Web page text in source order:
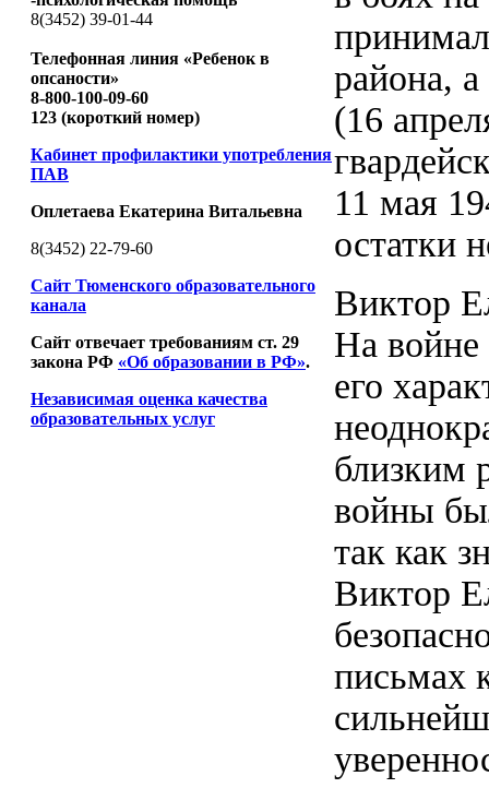
8(3452) 39-01-44
Телефонная линия «Ребенок в
опсаности»
8-800-100-09-60
123 (короткий номер)
Кабинет профилактики употребления
ПАВ
Оплетаева Екатерина Витальевна
8(3452) 22-79-60
Сайт Тюменского образовательного
канала
Сайт отвечает требованиям ст. 29
закона РФ «Об образовании в РФ».
Независимая оценка качества
образовательных услуг
района,
(16
11 мая
остатки
Виктор
На
его
близким
войны
так как
Виктор
письмах